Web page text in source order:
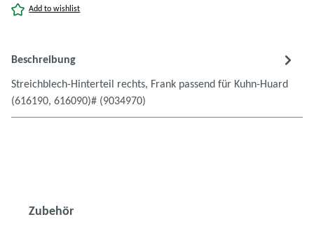
Add to wishlist
Beschreibung
Streichblech-Hinterteil rechts, Frank passend für Kuhn-Huard
(616190, 616090)# (9034970)
Produktgalerie überspringen
Zubehör